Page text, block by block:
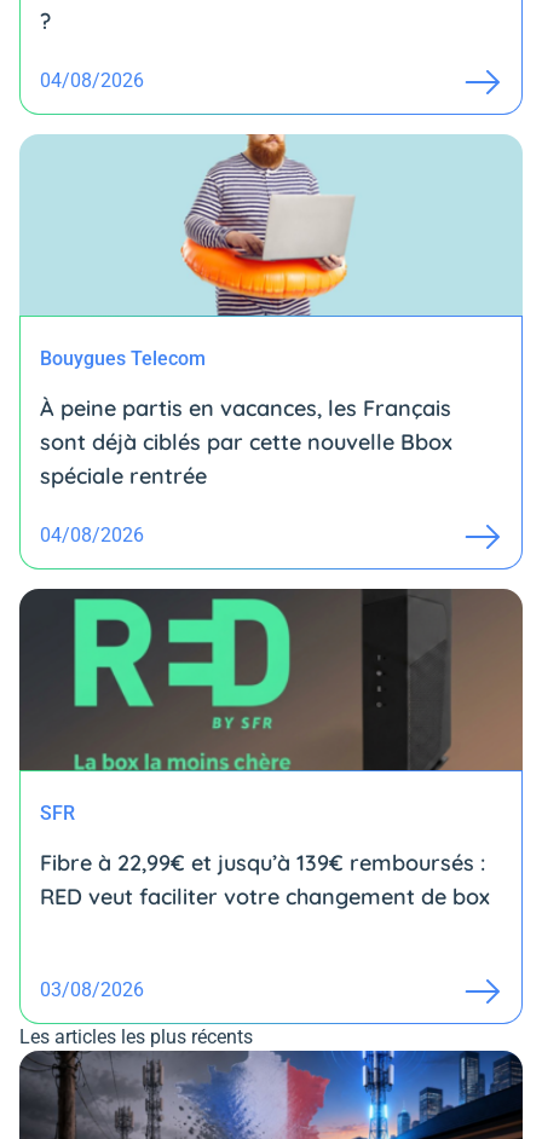
?
04/08/2026
Bouygues Telecom
À peine partis en vacances, les Français
sont déjà ciblés par cette nouvelle Bbox
spéciale rentrée
04/08/2026
SFR
Fibre à 22,99€ et jusqu’à 139€ remboursés :
RED veut faciliter votre changement de box
03/08/2026
Les articles les plus récents